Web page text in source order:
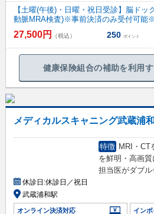
【土曜(午後)・日曜・祝日受診】脳ド
動脈MRA検査)※事前決済のみ受付可能※
27,500円 （税込） 250 ポイント
健康保険組合の補助を利用
メディカルスキャニング武蔵浦和
特徴 MRI・CT
を鮮明・高画
担当医がダブ
休診日:休診日／祝日
武蔵浦和駅
オンライン決済対応 イン